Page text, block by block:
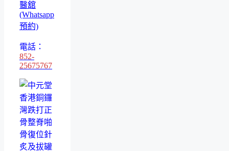
醫舘
(Whatsapp
預約)
電話：
852-
25675767